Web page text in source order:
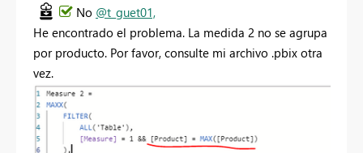
No @t_guet01,
He encontrado el problema. La medida 2 no se agrupa
por producto. Por favor, consulte mi archivo .pbix otra
vez.